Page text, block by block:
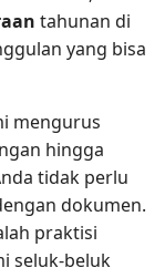
tahunan di
yang bisa
mengurus
hingga
tidak perlu
dokumen.
praktisi
seluk-beluk